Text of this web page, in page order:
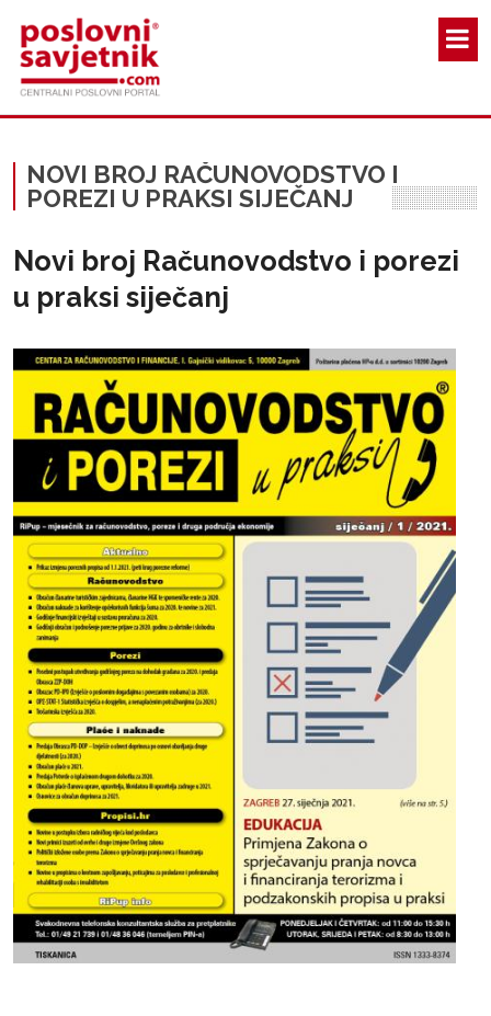
NOVI BROJ RAČUNOVODSTVO I
POREZI U PRAKSI SIJEČANJ
Novi broj Računovodstvo i porezi
u praksi siječanj